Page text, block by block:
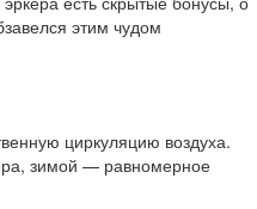
этим чудом
циркуляцию воздуха.
зимой — равномерное